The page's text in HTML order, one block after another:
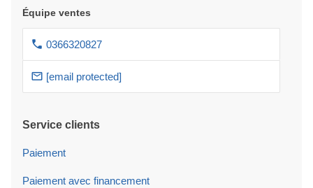
Équipe ventes
0366320827
[email protected]
Service clients
Paiement
Paiement avec financement